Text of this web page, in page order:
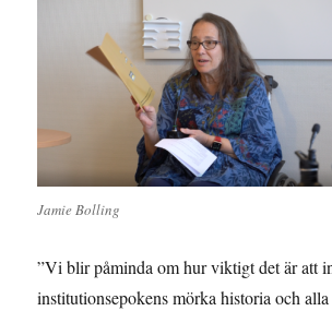
Jamie Bolling
”Vi blir påminda om hur viktigt det är att
institutionsepokens mörka historia och alla